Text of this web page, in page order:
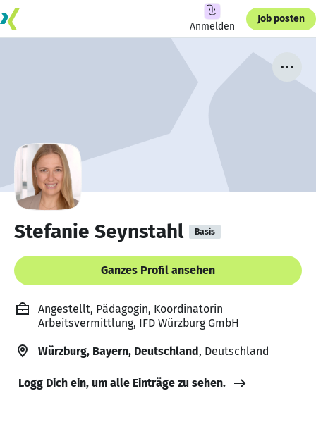
Anmelden
Job posten
Stefanie Seynstahl Basis
Ganzes Profil ansehen
Angestellt, Pädagogin, Koordinatorin
Arbeitsvermittlung, IFD Würzburg GmbH
Würzburg, Bayern, Deutschland, Deutschland
Logg Dich ein, um alle Einträge zu sehen.